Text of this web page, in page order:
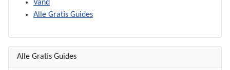
Vand
Alle Gratis Guides
Alle Gratis Guides